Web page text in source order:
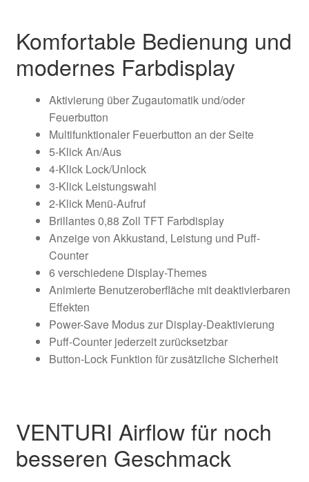
Komfortable Bedienung und
modernes Farbdisplay
Aktivierung über Zugautomatik und/oder
Feuerbutton
Multifunktionaler Feuerbutton an der Seite
5-Klick An/Aus
4-Klick Lock/Unlock
3-Klick Leistungswahl
2-Klick Menü-Aufruf
Brillantes 0,88 Zoll TFT Farbdisplay
Anzeige von Akkustand, Leistung und Puff-
Counter
6 verschiedene Display-Themes
Animierte Benutzeroberfläche mit deaktivierbaren
Effekten
Power-Save Modus zur Display-Deaktivierung
Puff-Counter jederzeit zurücksetzbar
Button-Lock Funktion für zusätzliche Sicherheit
VENTURI Airflow für noch
besseren Geschmack